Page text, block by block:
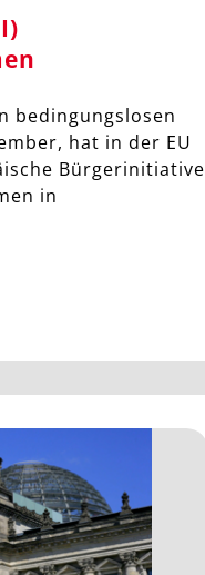
bedingungslosen
hat in der EU
Bürgerinitiative
in